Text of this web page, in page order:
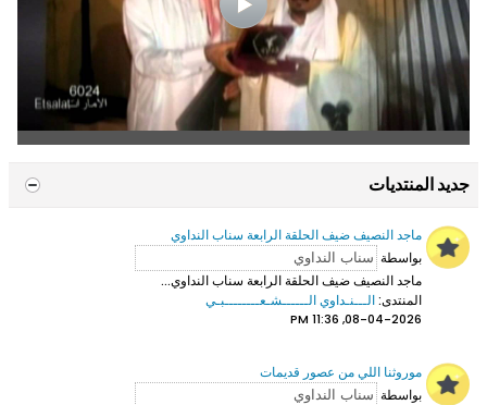
جديد المنتديات
ماجد النصيف ضيف الحلقة الرابعة سناب النداوي
بواسطة
ماجد النصيف ضيف الحلقة الرابعة سناب النداوي...
المنتدى:الـــنـداوي الــــــشـعــــــــبـي
08-04-2026, 11:36 PM
موروثنا اللي من عصور قديمات
بواسطة